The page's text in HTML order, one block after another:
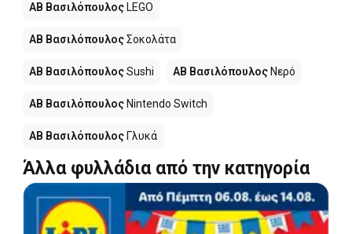
ΑΒ Βασιλόπουλος LEGO
ΑΒ ΒασιλόπουλοςΣοκολάτα
ΑΒ ΒασιλόπουλοςSushi ΑΒ Βασιλόπουλος Νερό
ΑΒ Βασιλόπουλος Nintendo Switch
ΑΒ Βασιλόπουλος Γλυκά
Άλλα φυλλάδια από την κατηγορία